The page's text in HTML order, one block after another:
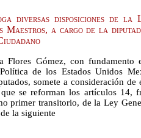
diversas disposiciones de
a cargo de la
Flores Gómez, con
de los Estados Unidos
somete a consideración
se reforman los artículos
primer transitorio, de la Ley
la siguiente